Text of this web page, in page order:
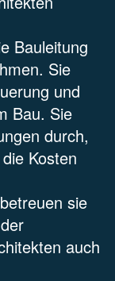
Bauleitung
Sie
und
Bau. Sie
durch,
Kosten
sie
auch